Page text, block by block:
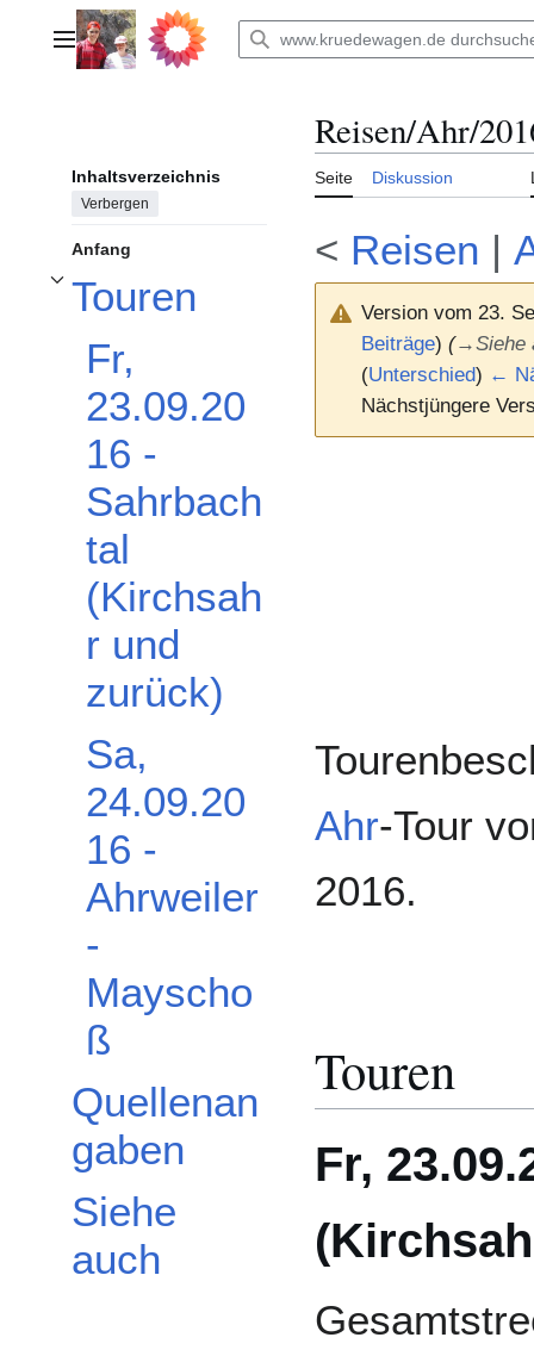
springenHauptmenü
Inhaltsverzeichnis
Verbergen
Anfang
Touren
Unterabschnitt Touren umschalten
Fr,
23.09.20
16 -
Sahrbach
tal
(Kirchsah
r und
zurück)
Sa,
24.09.20
16 -
Ahrweiler
-
Mayscho
ß
Quellenan
gaben
Siehe
auch
Reisen/Ahr/
Seite Diskussion
< Reisen |
Version vom 23.
Beiträge) (→Siehe
(Unterschied) ←
Nächstjüngere
Ahr-Tour
2016.
Touren
Fr,